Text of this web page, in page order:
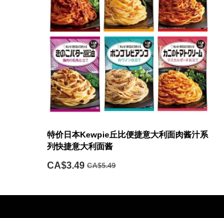
特价日本Kewpie丘比便捷意大利面肉酱汁系
列快捷意大利面酱
CA$3.49 CA$5.49